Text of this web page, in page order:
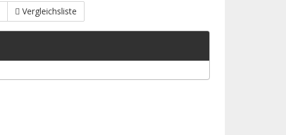
Vergleichsliste